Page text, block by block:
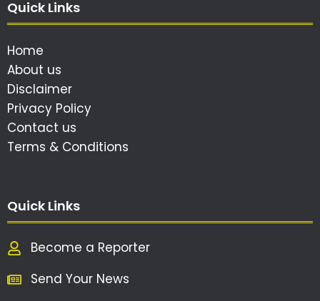
Quick Links
Home
About us
Disclaimer
Privacy Policy
Contact us
Terms & Conditions
Quick Links
Become a Reporter
Send Your News